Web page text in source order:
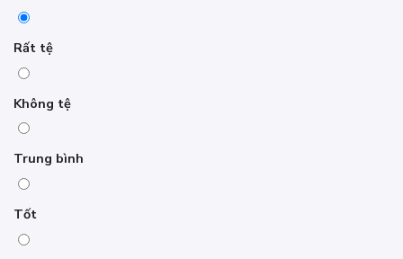
Rất tệ
Không tệ
Trung bình
Tốt